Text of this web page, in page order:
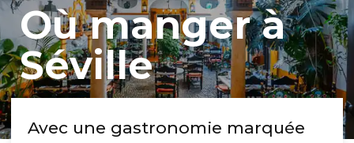
Où manger à
Séville
Avec une gastronomie marquée